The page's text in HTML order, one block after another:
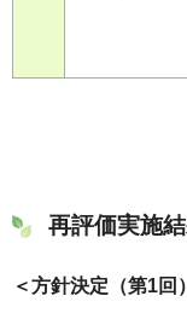
再評価実施
＜方針決定（第1回